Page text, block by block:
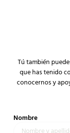
Tú también
que has tenido
conocernos y
Nombre